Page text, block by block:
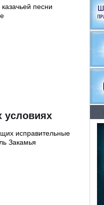
песни
исправительные
Закамья